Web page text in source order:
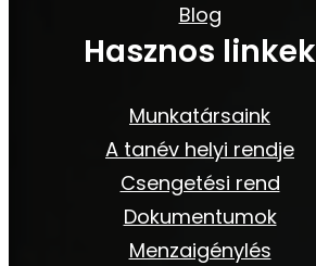
Blog
Hasznos linkek
Munkatársaink
A tanév helyi rendje
Csengetési rend
Dokumentumok
Menzaigénylés